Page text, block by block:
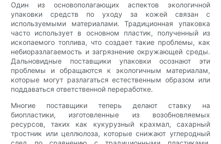
Один из основополагающих аспектов экологичной
упаковки средств по уходу за кожей связан с
используемыми материалами. Традиционная упаковка
часто использует в основном пластик, полученный из
ископаемого топлива, что создает такие проблемы, как
небиоразлагаемость и загрязнение окружающей среды.
Дальновидные поставщики упаковки осознают эти
проблемы и обращаются к экологичным материалам,
которые могут разлагаться естественным образом или
поддаваться ответственной переработке.
Многие поставщики теперь делают ставку на
биопластики, изготовленные из возобновляемых
ресурсов, таких как кукурузный крахмал, сахарный
тростник или целлюлоза, которые снижают углеродный